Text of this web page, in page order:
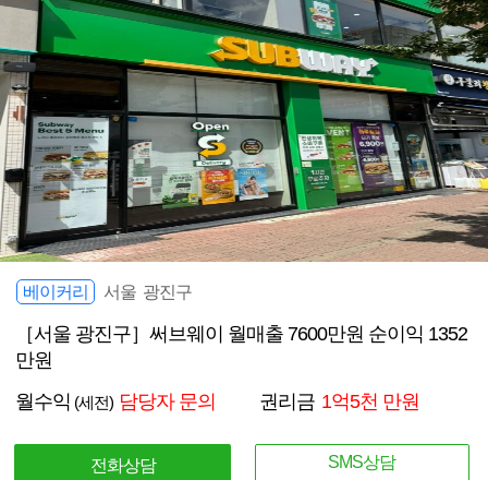
베이커리 서울 광진구
［서울 광진구］써브웨이 월매출 7600만원 순이익 1352
만원
월수익 (세전) 담당자 문의 권리금 1억5천 만원
전화상담 SMS상담